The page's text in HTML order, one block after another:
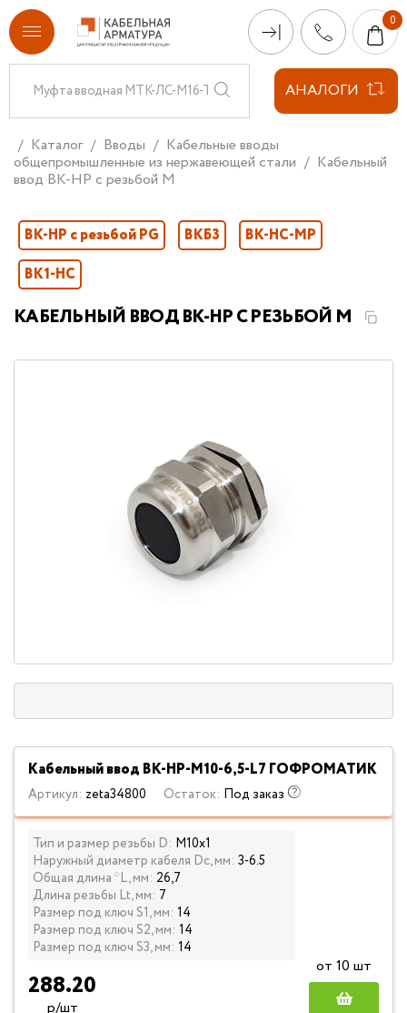
АНАЛОГИ
Каталог Вводы
Кабельные вводы
общепромышленные из нержавеющей стали
Кабельный
ввод ВК-НР с резьбой М
ВК-НР с резьбой PG ВКБ3
ВК-НС-МР
ВК1-НС
КАБЕЛЬНЫЙ ВВОД ВК-НР С РЕЗЬБОЙ М
Кабельный ввод ВК-НР-М10-6,5-L7 ГОФРОМАТИК
Артикул: zeta34800 Остаток: Под заказ
Тип и размер резьбы D: М10х1
Наружный диаметр кабеля Dc, мм: 3-6.5
Общая длина *L, мм: 26,7
Длина резьбы Lt, мм: 7
Размер под ключ S1, мм: 14
Размер под ключ S2, мм: 14
Размер под ключ S3, мм: 14
288.20
р/шт
от 10 шт